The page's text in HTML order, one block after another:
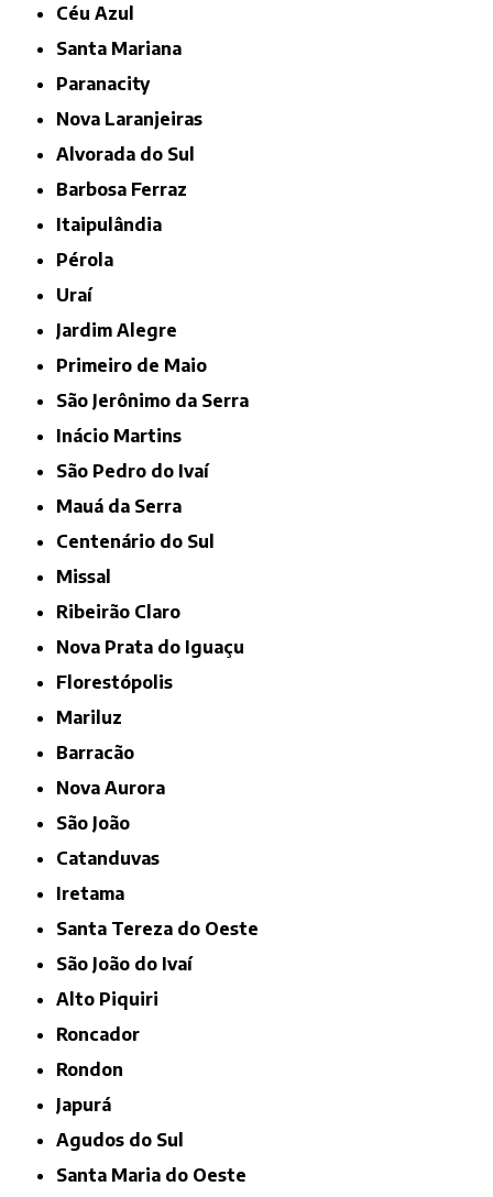
Céu Azul
Santa Mariana
Paranacity
Nova Laranjeiras
Alvorada do Sul
Barbosa Ferraz
Itaipulândia
Pérola
Uraí
Jardim Alegre
Primeiro de Maio
São Jerônimo da Serra
Inácio Martins
São Pedro do Ivaí
Mauá da Serra
Centenário do Sul
Missal
Ribeirão Claro
Nova Prata do Iguaçu
Florestópolis
Mariluz
Barracão
Nova Aurora
São João
Catanduvas
Iretama
Santa Tereza do Oeste
São João do Ivaí
Alto Piquiri
Roncador
Rondon
Japurá
Agudos do Sul
Santa Maria do Oeste